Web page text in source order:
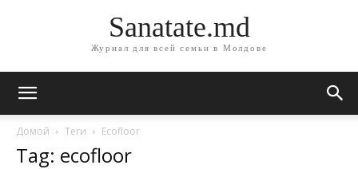
Sanatate.md
Журнал для всей семьи в Молдове
Домой Теги Ecofloor
Tag: ecofloor